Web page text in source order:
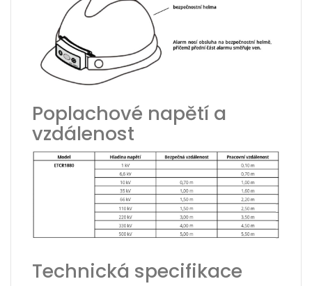
Poplachové napětí a
vzdálenost
Technická specifikace